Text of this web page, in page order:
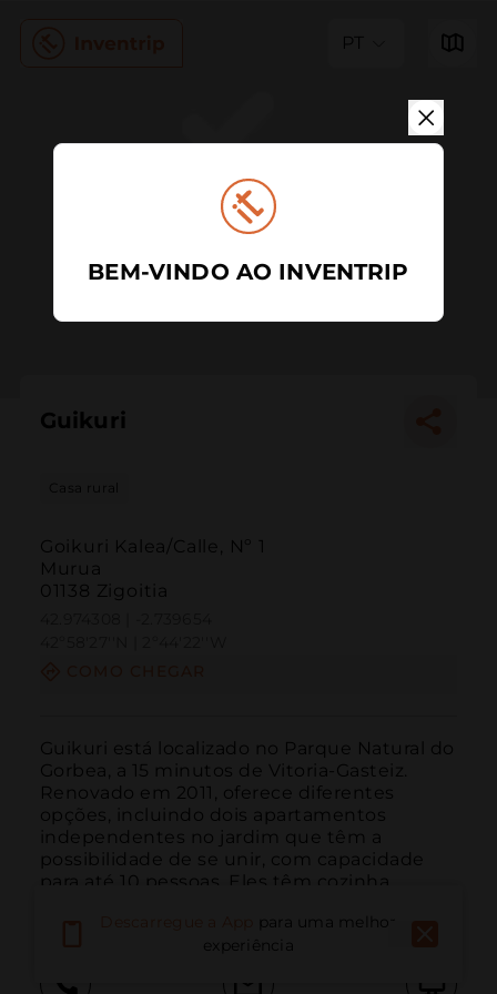
PT
Guikuri
Casa rural
Goikuri Kalea/Calle, Nº 1
Murua
01138 Zigoitia
Guikuri está localizado no Parque Natural do
Gorbea, a 15 minutos de Vitoria-Gasteiz.
Renovado em 2011, oferece diferentes
opções, incluindo dois apartamentos
independentes no jardim que têm a
possibilidade de se unir, com capacidade
para até 10 pessoas. Eles têm cozinha
para uma melhor
experiência
BEM-VINDO AO INVENTRIP